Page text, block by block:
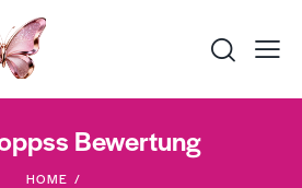
Bewertung
HOME